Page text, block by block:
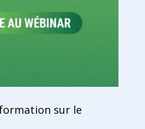
sur le